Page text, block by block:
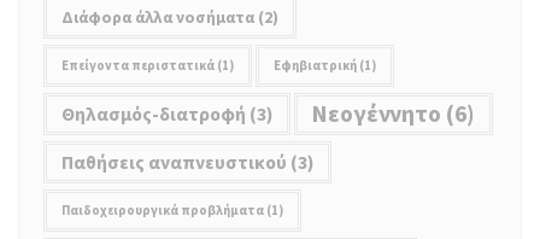
Διάφορα άλλα νοσήματα (2)
Επείγοντα περιστατικά (1) Εφηβιατρική (1)
Θηλασμός-διατροφή (3) Νεoγέννητο (6)
Παθήσεις αναπνευστικού (3)
Παιδοχειρουργικά προβλήματα (1)